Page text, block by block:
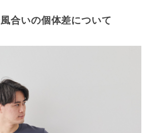
合いの個体差について